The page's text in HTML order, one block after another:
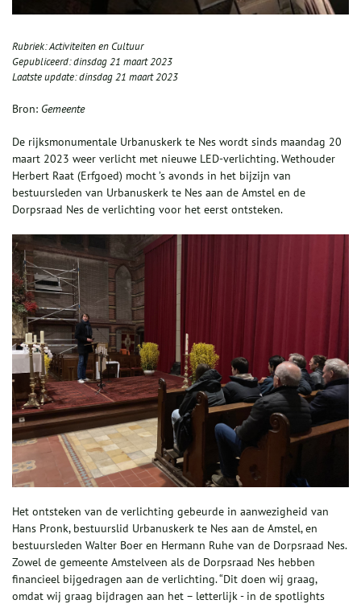
Rubriek:Activiteiten en Cultuur
Gepubliceerd:dinsdag 21 maart 2023
Laatste update:dinsdag 21 maart 2023
Bron: Gemeente
De rijksmonumentale Urbanuskerk te Nes wordt sinds maandag 20
maart 2023 weer verlicht met nieuwe LED-verlichting. Wethouder
Herbert Raat (Erfgoed) mocht ’s avonds in het bijzijn van
bestuursleden van Urbanuskerk te Nes aan de Amstel en de
Dorpsraad Nes de verlichting voor het eerst ontsteken.
Het ontsteken van de verlichting gebeurde in aanwezigheid van
Hans Pronk, bestuurslid Urbanuskerk te Nes aan de Amstel, en
bestuursleden Walter Boer en Hermann Ruhe van de Dorpsraad Nes.
Zowel de gemeente Amstelveen als de Dorpsraad Nes hebben
financieel bijgedragen aan de verlichting. “Dit doen wij graag,
omdat wij graag bijdragen aan het – letterlijk - in de spotlights